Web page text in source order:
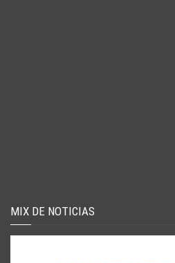
MIX DE NOTICIAS